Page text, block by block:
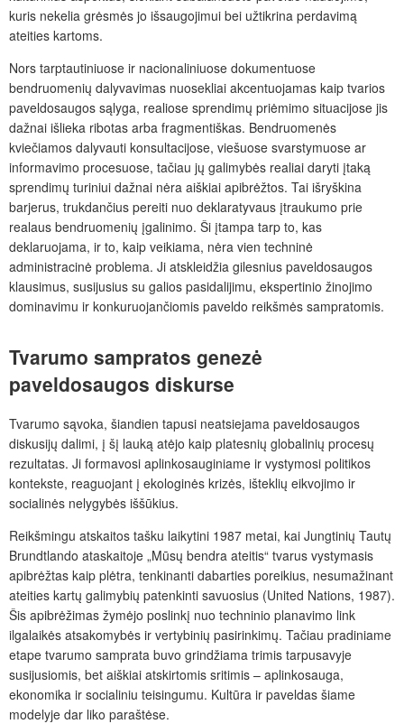
kuris nekelia grėsmės jo išsaugojimui bei užtikrina perdavimą
ateities kartoms.
Nors tarptautiniuose ir nacionaliniuose dokumentuose
bendruomenių dalyvavimas nuosekliai akcentuojamas kaip tvarios
paveldosaugos sąlyga, realiose sprendimų priėmimo situacijose jis
dažnai išlieka ribotas arba fragmentiškas. Bendruomenės
kviečiamos dalyvauti konsultacijose, viešuose svarstymuose ar
informavimo procesuose, tačiau jų galimybės realiai daryti įtaką
sprendimų turiniui dažnai nėra aiškiai apibrėžtos. Tai išryškina
barjerus, trukdančius pereiti nuo deklaratyvaus įtraukumo prie
realaus bendruomenių įgalinimo. Ši įtampa tarp to, kas
deklaruojama, ir to, kaip veikiama, nėra vien techninė
administracinė problema. Ji atskleidžia gilesnius paveldosaugos
klausimus, susijusius su galios pasidalijimu, ekspertinio žinojimo
dominavimu ir konkuruojančiomis paveldo reikšmės sampratomis.
Tvarumo sampratos genezė
paveldosaugos diskurse
Tvarumo sąvoka, šiandien tapusi neatsiejama paveldosaugos
diskusijų dalimi, į šį lauką atėjo kaip platesnių globalinių procesų
rezultatas. Ji formavosi aplinkosauginiame ir vystymosi politikos
kontekste, reaguojant į ekologinės krizės, išteklių eikvojimo ir
socialinės nelygybės iššūkius.
Reikšmingu atskaitos tašku laikytini 1987 metai, kai Jungtinių Tautų
Brundtlando ataskaitoje „Mūsų bendra ateitis“ tvarus vystymasis
apibrėžtas kaip plėtra, tenkinanti dabarties poreikius, nesumažinant
ateities kartų galimybių patenkinti savuosius (United Nations, 1987).
Šis apibrėžimas žymėjo poslinkį nuo techninio planavimo link
ilgalaikės atsakomybės ir vertybinių pasirinkimų. Tačiau pradiniame
etape tvarumo samprata buvo grindžiama trimis tarpusavyje
susijusiomis, bet aiškiai atskirtomis sritimis – aplinkosauga,
ekonomika ir socialiniu teisingumu. Kultūra ir paveldas šiame
modelyje dar liko paraštėse.